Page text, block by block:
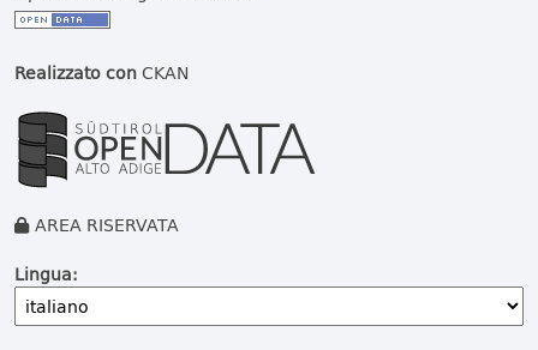
Realizzato conCKAN
AREA RISERVATA
Lingua